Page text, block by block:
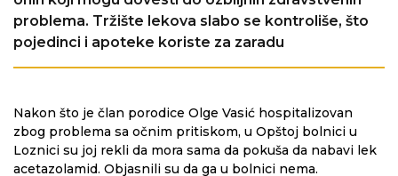
problema. Tržište lekova slabo se kontroliše, što
pojedinci i apoteke koriste za zaradu
Nakon što je član porodice Olge Vasić hospitalizovan
zbog problema sa očnim pritiskom, u Opštoj bolnici u
Loznici su joj rekli da mora sama da pokuša da nabavi lek
acetazolamid. Objasnili su da ga u bolnici nema.